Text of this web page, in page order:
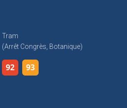
Tram
(arrêt Congrès, Botanique)
92 93